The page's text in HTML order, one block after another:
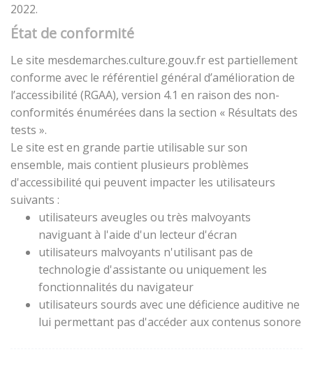
2022.
État de conformité
Le site mesdemarches.culture.gouv.fr est partiellement
conforme avec le référentiel général d’amélioration de
l’accessibilité (RGAA), version 4.1 en raison des non-
conformités énumérées dans la section « Résultats des
tests ».
Le site est en grande partie utilisable sur son
ensemble, mais contient plusieurs problèmes
d'accessibilité qui peuvent impacter les utilisateurs
suivants :
utilisateurs aveugles ou très malvoyants
naviguant à l'aide d'un lecteur d'écran
utilisateurs malvoyants n'utilisant pas de
technologie d'assistante ou uniquement les
fonctionnalités du navigateur
utilisateurs sourds avec une déficience auditive ne
lui permettant pas d'accéder aux contenus sonore